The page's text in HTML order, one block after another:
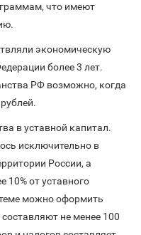
что имеют
экономическую
более 3 лет.
РФ возможно, когда
в уставной капитал.
исключительно в
России, а
10% от уставного
можно оформить
не менее 100